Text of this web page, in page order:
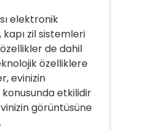
elektronik
zil sistemleri
de dahil
özelliklere
evinizin
etkilidir
görüntüsüne